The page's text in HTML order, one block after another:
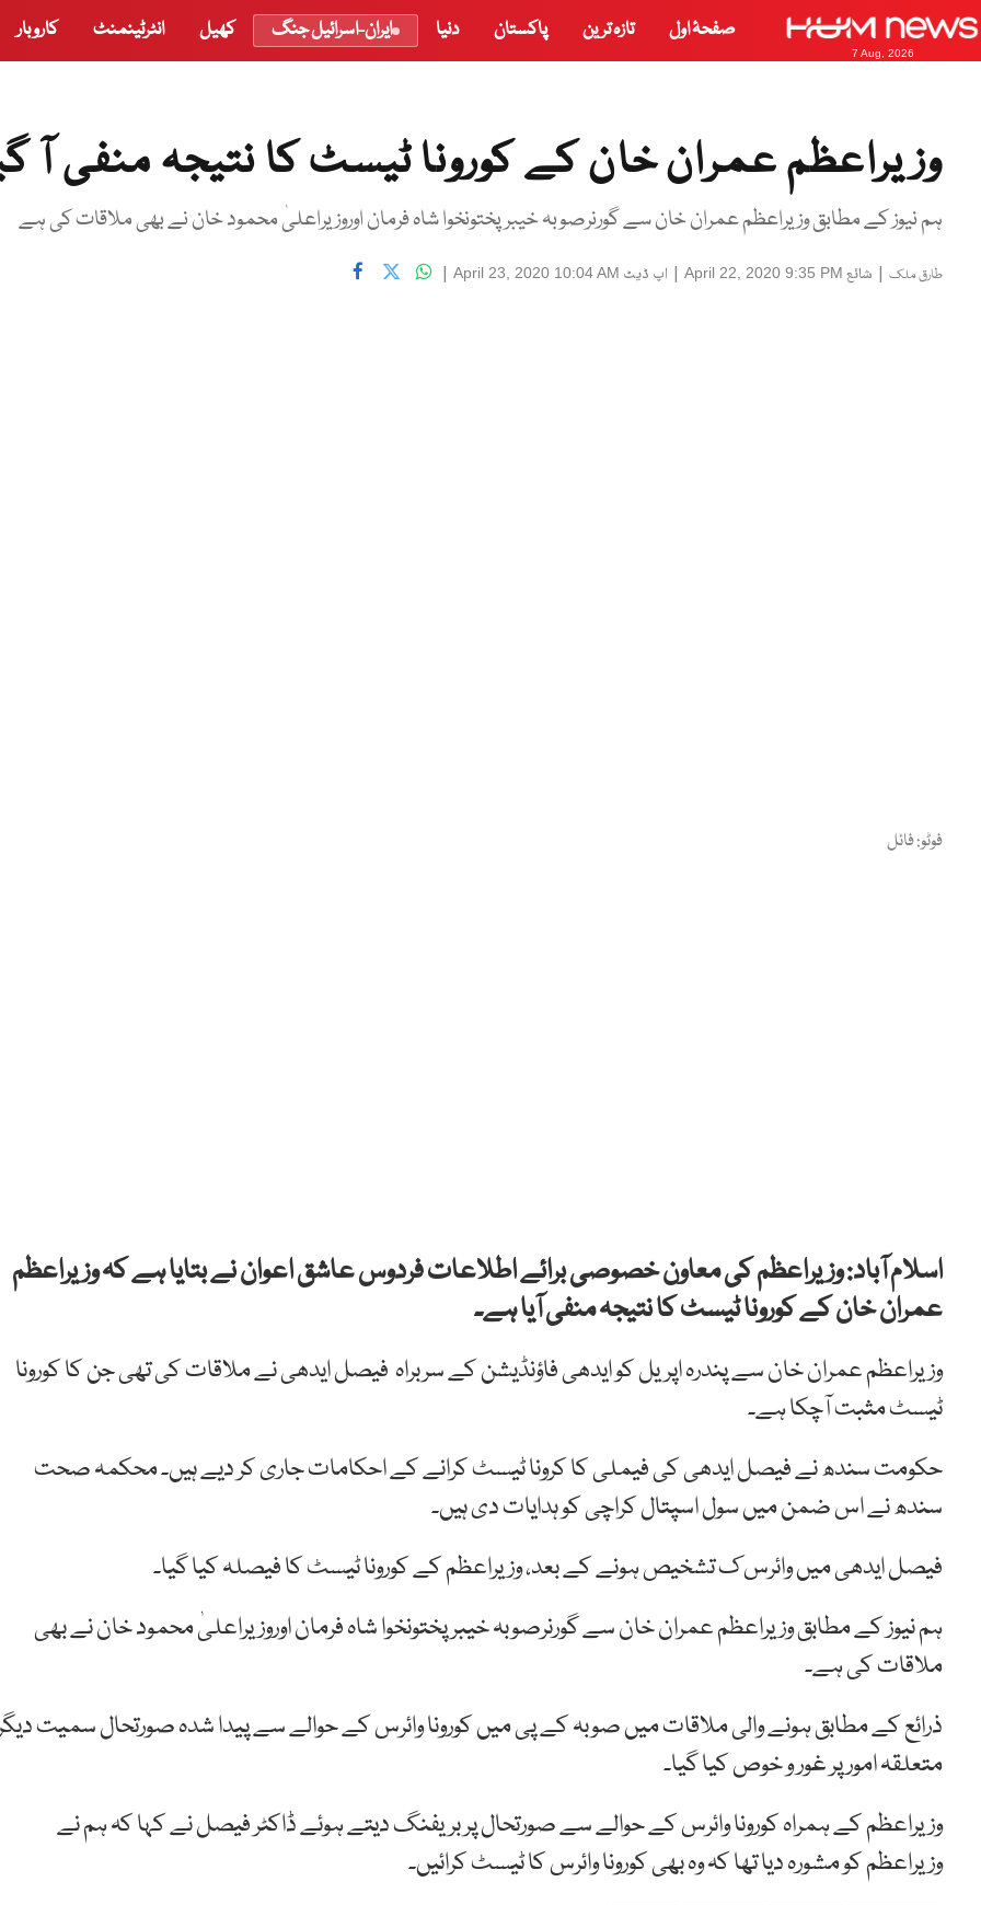
7 Aug, 2026
صفحۂ اول تازہ ترین پاکستان دنیا ایران-اسرائیل جنگ کھیل انٹرٹینمنٹ کاروبار
وزیراعظم عمران خان کے کورونا ٹیسٹ کا نتیجہ منفی آ
ہم نیوز کے مطابق وزیراعظم عمران خان سے گورنرصوبہ خیبرپختونخوا شاہ فرمان اوروزیراعلیٰ محمود خان نے بھی ملاقات کی ہے
طارق ملک | شائع April 22, 2020 9:35 PM
| اپ ڈیٹ April 23, 2020 10:04 AM
|
فوٹو: فائل
اسلام آباد: وزیراعظم کی معاون خصوصی برائے اطلاعات فردوس عاشق اعوان نے بتایا ہے کہ وزیراعظم
عمران خان کے کورونا ٹیسٹ کا نتیجہ منفی آیا ہے۔
وزیراعظم عمران خان سے پندرہ اپریل کو ایدھی فاؤنڈیشن کے سربراہ فیصل ایدھی نے ملاقات کی تھی جن کا کورونا
ٹیسٹ مثبت آچکا ہے۔
حکومت سندھ نے فیصل ایدھی کی فیملی کا کرونا ٹیسٹ کرانے کے احکامات جاری کر دیے ہیں۔ محکمہ صحت
سندھ نے اس ضمن میں سول اسپتال کراچی کو ہدایات دی ہیں۔
فیصل ایدھی میں وائرس ک تشخیص ہونے کے بعد، وزیراعظم کے کورونا ٹیسٹ کا فیصلہ کیا گیا۔
ہم نیوز کے مطابق وزیراعظم عمران خان سے گورنرصوبہ خیبرپختونخوا شاہ فرمان اوروزیراعلیٰ محمود خان نے بھی
ملاقات کی ہے۔
ذرائع کے مطابق ہونے والی ملاقات میں صوبہ کے پی میں کورونا وائرس کے حوالے سے پیدا شدہ صورتحال سمیت
متعلقہ امور پر غور و خوص کیا گیا۔
وزیراعظم کے ہمراہ کورونا وائرس کے حوالے سے صورتحال پر بریفنگ دیتے ہوئے ڈاکٹر فیصل نے کہا کہ ہم نے
وزیراعظم کو مشورہ دیا تھا کہ وہ بھی کورونا وائرس کا ٹیسٹ کرائیں۔